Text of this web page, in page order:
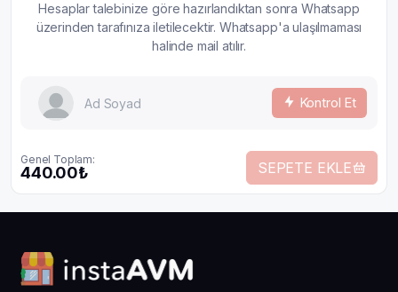
Hesaplar talebinize göre hazırlandıktan sonra Whatsapp
üzerinden tarafınıza iletilecektir. Whatsapp'a ulaşılmaması
halinde mail atılır.
Kontrol Et
Genel Toplam:
440.00₺ SEPETE EKLE